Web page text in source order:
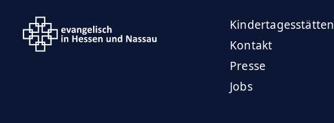
Kindertagesstätten
Kontakt
Presse
Jobs